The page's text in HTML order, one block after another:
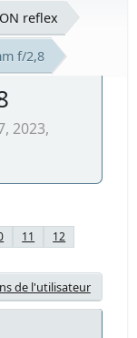
reflex
f/2,8
2023,
11
12
de l'utilisateur